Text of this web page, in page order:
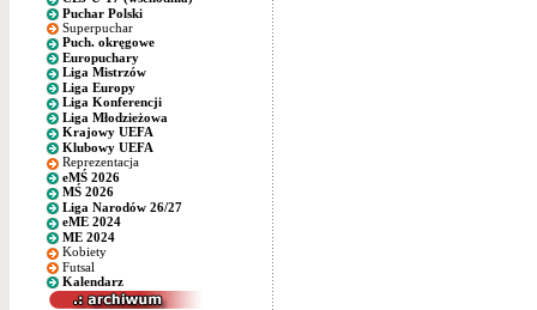
Puchar Polski
Superpuchar
Puch. okręgowe
Europuchary
Liga Mistrzów
Liga Europy
Liga Konferencji
Liga Młodzieżowa
Krajowy UEFA
Klubowy UEFA
Reprezentacja
eMŚ 2026
MŚ 2026
Liga Narodów 26/27
eME 2024
ME 2024
Kobiety
Futsal
Kalendarz